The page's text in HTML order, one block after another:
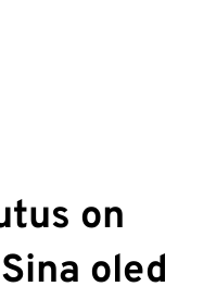
on
oled